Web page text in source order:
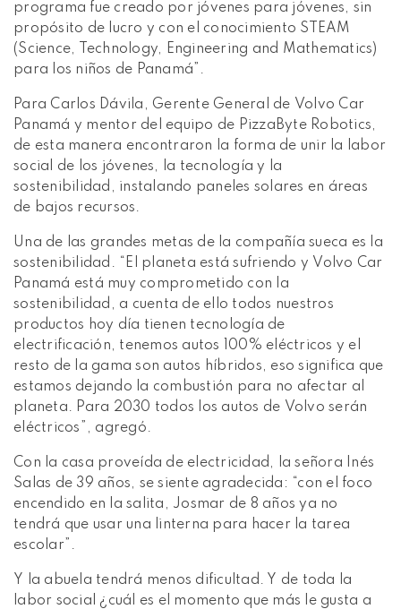
programa fue creado por jóvenes para jóvenes, sin
propósito de lucro y con el conocimiento STEAM
(Science, Technology, Engineering and Mathematics)
para los niños de Panamá”.
Para Carlos Dávila, Gerente General de Volvo Car
Panamá y mentor del equipo de PizzaByte Robotics,
de esta manera encontraron la forma de unir la labor
social de los jóvenes, la tecnología y la
sostenibilidad, instalando paneles solares en áreas
de bajos recursos.
Una de las grandes metas de la compañía sueca es la
sostenibilidad. “El planeta está sufriendo y Volvo Car
Panamá está muy comprometido con la
sostenibilidad, a cuenta de ello todos nuestros
productos hoy día tienen tecnología de
electrificación, tenemos autos 100% eléctricos y el
resto de la gama son autos híbridos, eso significa que
estamos dejando la combustión para no afectar al
planeta. Para 2030 todos los autos de Volvo serán
eléctricos”, agregó.
Con la casa proveída de electricidad, la señora Inés
Salas de 39 años, se siente agradecida: “con el foco
encendido en la salita, Josmar de 8 años ya no
tendrá que usar una linterna para hacer la tarea
escolar”.
Y la abuela tendrá menos dificultad. Y de toda la
labor social ¿cuál es el momento que más le gusta a